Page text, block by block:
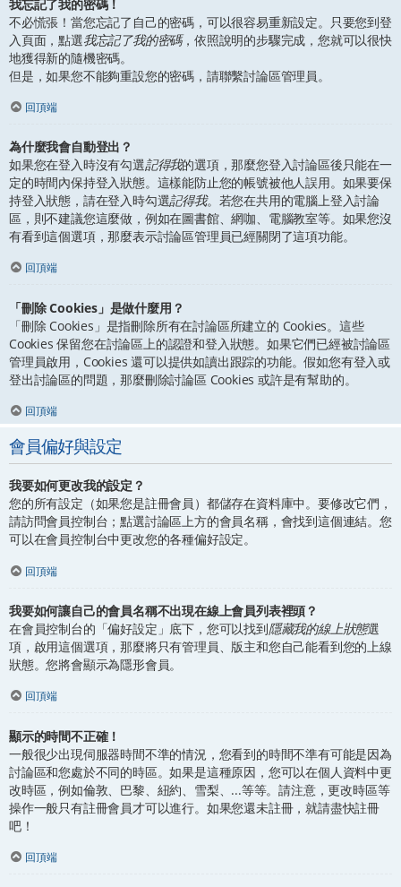
我忘記了我的密碼！
不必慌張！當您忘記了自己的密碼，可以很容易重新設定。只要您到登
入頁面，點選我忘記了我的密碼，依照說明的步驟完成，您就可以很快
地獲得新的隨機密碼。
但是，如果您不能夠重設您的密碼，請聯繫討論區管理員。
回頂端
為什麼我會自動登出？
如果您在登入時沒有勾選記得我的選項，那麼您登入討論區後只能在一
定的時間內保持登入狀態。這樣能防止您的帳號被他人誤用。如果要保
持登入狀態，請在登入時勾選記得我。若您在共用的電腦上登入討論
區，則不建議您這麼做，例如在圖書館、網咖、電腦教室等。如果您沒
有看到這個選項，那麼表示討論區管理員已經關閉了這項功能。
回頂端
「刪除 Cookies」是做什麼用？
「刪除 Cookies」是指刪除所有在討論區所建立的 Cookies。這些
Cookies 保留您在討論區上的認證和登入狀態。如果它們已經被討論區
管理員啟用，Cookies 還可以提供如讀出跟踪的功能。假如您有登入或
登出討論區的問題，那麼刪除討論區 Cookies 或許是有幫助的。
回頂端
會員偏好與設定
我要如何更改我的設定？
您的所有設定（如果您是註冊會員）都儲存在資料庫中。要修改它們，
請訪問會員控制台；點選討論區上方的會員名稱，會找到這個連結。您
可以在會員控制台中更改您的各種偏好設定。
回頂端
我要如何讓自己的會員名稱不出現在線上會員列表裡頭？
在會員控制台的「偏好設定」底下，您可以找到隱藏我的線上狀態選
項，啟用這個選項，那麼將只有管理員、版主和您自己能看到您的上線
狀態。您將會顯示為隱形會員。
回頂端
顯示的時間不正確！
一般很少出現伺服器時間不準的情況，您看到的時間不準有可能是因為
討論區和您處於不同的時區。如果是這種原因，您可以在個人資料中更
改時區，例如倫敦、巴黎、紐約、雪梨、...等等。請注意，更改時區等
操作一般只有註冊會員才可以進行。如果您還未註冊，就請盡快註冊
吧！
回頂端